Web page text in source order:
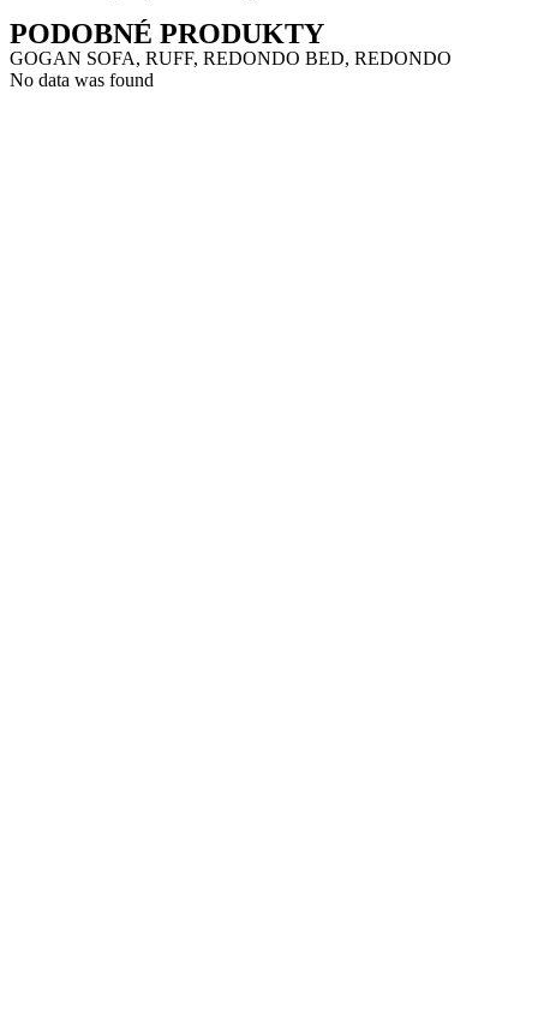
PODOBNÉ PRODUKTY
GOGAN SOFA, RUFF, REDONDO BED, REDONDO
No data was found